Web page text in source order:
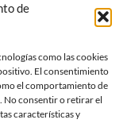
de
como las cookies
El consentimiento
el comportamiento de
No consentir o retirar el
características y
de Brand
es esencial para
las empresas. Las
y mitigan el daño